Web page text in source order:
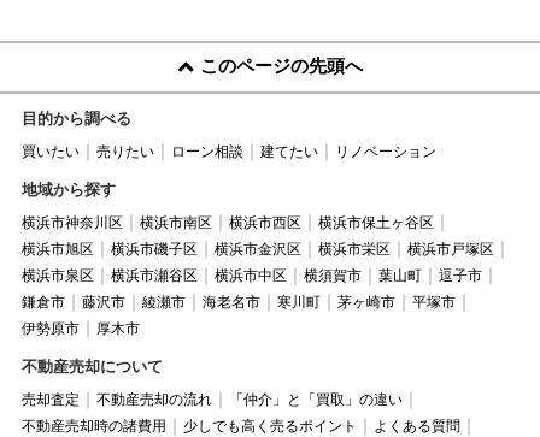
このページの先頭へ
目的から調べる
買いたい 売りたい ローン相談 建てたい リノベーション
地域から探す
横浜市神奈川区 横浜市南区 横浜市西区
横浜市保土ヶ谷区
横浜市旭区
横浜市磯子区 横浜市金沢区 横浜市栄区
横浜市戸塚区
横浜市泉区
横浜市瀬谷区 横浜市中区 横須賀市 葉山町
逗子市
鎌倉市
藤沢市 綾瀬市 海老名市 寒川町 茅ヶ崎市
平塚市
伊勢原市
厚木市
不動産売却について
売却査定 不動産売却の流れ
「仲介」と「買取」の違い
不動産売却時の諸費用
少しでも高く売るポイント
よくある質問